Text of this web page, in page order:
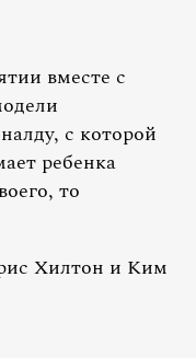
вместе с
с которой
ребенка
то
Хилтон и Ким